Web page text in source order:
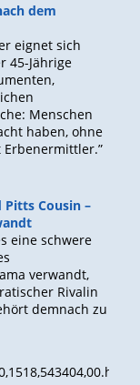
dem
eignet sich
45-Jährige
Menschen
haben, ohne
Pitts Cousin –
eine schwere
verwandt,
Rivalin
demnach zu